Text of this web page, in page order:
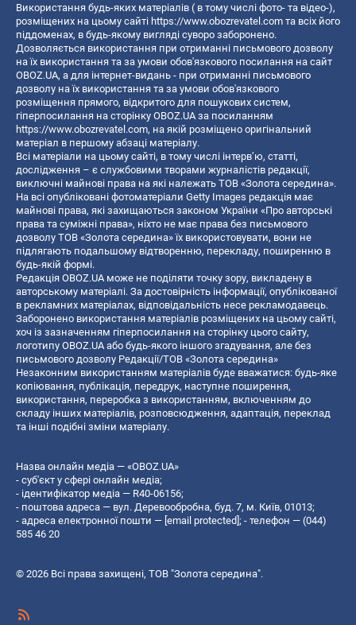
Використання будь-яких матеріалів ( в тому числі фото- та відео-),
розміщених на цьому сайті https://www.obozrevatel.com та всіх його
піддоменах, в будь-якому вигляді суворо заборонено.
Дозволяється використання при отриманні письмового дозволу
на їх використання та за умови обов'язкового посилання на сайт
OBOZ.UA, а для інтернет-видань - при отриманні письмового
дозволу на їх використання та за умови обов'язкового
розміщення прямого, відкритого для пошукових систем,
гіперпосилання на сторінку OBOZ.UA за посиланням
https://www.obozrevatel.com, на якій розміщено оригінальний
матеріал в першому абзаці матеріалу.
Всі матеріали на цьому сайті, в тому числі інтерв’ю, статті,
дослідження – є службовими творами журналістів редакції,
виключні майнові права на які належать ТОВ «Золота середина».
На всі опубліковані фотоматеріали Getty Images редакція має
майнові права, які захищаються законом України «Про авторські
права та суміжні права», ніхто не має права без письмового
дозволу ТОВ «Золота середина» їх використовувати, вони не
підлягають подальшому відтворенню, перекладу, поширенню в
будь-якій формі.
Редакція OBOZ.UA може не поділяти точку зору, викладену в
авторському матеріалі. За достовірність інформації, опублікованої
в рекламних матеріалах, відповідальність несе рекламодавець.
Заборонено використання матеріалів розміщених на цьому сайті,
хоч із зазначенням гіперпосилання на сторінку цього сайту,
логотипу OBOZ.UA або будь-якого іншого згадування, але без
письмового дозволу Редакції/ТОВ «Золота середина»
Незаконним використанням матеріалів буде вважатися: будь-яке
копiювання, публiкацiя, передрук, наступне поширення,
використання, переробка з використанням, включенням до
складу інших матеріалів, розповсюдження, адаптація, переклад
та інші подібні зміни матеріалу.
Назва онлайн медіа — «OBOZ.UA»
- суб'єкт у сфері онлайн медіа;
- ідентифікатор медіа — R40-06156;
- поштова адреса — вул. Деревообробна, буд. 7, м. Київ, 01013;
- адреса електронної пошти — [email protected]; - телефон — (044)
585 46 20
© 2026 Всі права захищені, ТОВ "Золота середина".